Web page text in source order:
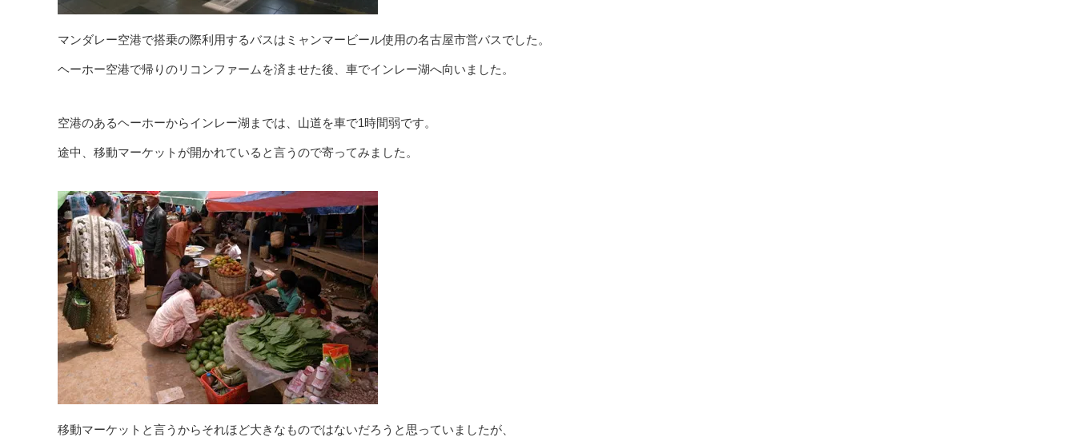
マンダレー空港で搭乗の際利用するバスはミャンマービール使用の名古屋市営バスでした。
ヘーホー空港で帰りのリコンファームを済ませた後、車でインレー湖へ向いました。
空港のあるヘーホーからインレー湖までは、山道を車で1時間弱です。
途中、移動マーケットが開かれていると言うので寄ってみました。
移動マーケットと言うからそれほど大きなものではないだろうと思っていましたが、